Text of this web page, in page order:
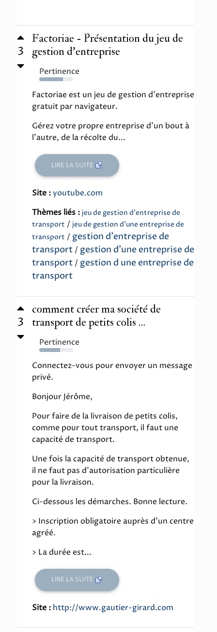
3
Factoriae - Présentation du jeu de
gestion d'entreprise
Pertinence
70%
Factoriae est un jeu de gestion d'entreprise
gratuit par navigateur.
Gérez votre propre entreprise d'un bout à
l'autre, de la récolte du...
LIRE LA SUITE
Site :youtube.com
Thèmes liés : jeu de gestion d'entreprise de
transport / jeu de gestion d'une entreprise de
transport / gestion d'entreprise de
transport / gestion d'une entreprise de
transport / gestion d une entreprise de
transport
3
comment créer ma société de
transport de petits colis ...
Pertinence
61%
Connectez-vous pour envoyer un message
privé.
Bonjour Jérôme,
Pour faire de la livraison de petits colis,
comme pour tout transport, il faut une
capacité de transport.
Une fois la capacité de transport obtenue,
il ne faut pas d'autorisation particulière
pour la livraison.
Ci-dessous les démarches. Bonne lecture.
> Inscription obligatoire auprès d'un centre
agréé.
> La durée est...
LIRE LA SUITE
Site : http://www.gautier-girard.com